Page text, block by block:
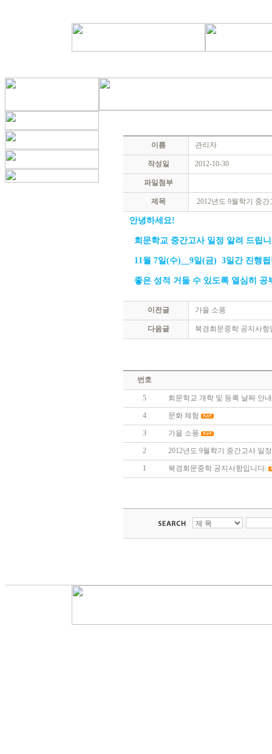
이름 관리자
작성일 2012-10-30
파일첨부
제목 2012년도 9월학기 중
안녕하세요!
회문학교 중간고사 일정 알려 드립
11월 7일(수)__9일(금) 3일간 진행
좋은 성적 거둘 수 있도록 열심히 공
이전글 가을 소풍
다음글 북경회문중학 공지사항
번호
5 회문학교 개학 및 등록 날짜 안
4 문화 체험
3 가을 소풍
2 2012년도 9월학기 중간고사 일
1 북경회문중학 공지사항입니다.